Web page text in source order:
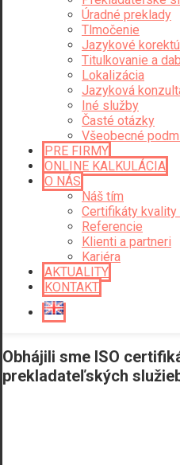
Úradné preklady
Tlmočenie
Jazykové
Titulkovanie a
Lokalizácia
Jazyková
Iné služby
Časté otázky
Všeobecné
PRE FIRMY
ONLINE KALKULÁCIA
O NÁS
Náš tím
Certifikáty kvality
Referencie
Klienti a partneri
Kariéra
AKTUALITY
KONTAKT
Obhájili sme ISO
prekladateľských